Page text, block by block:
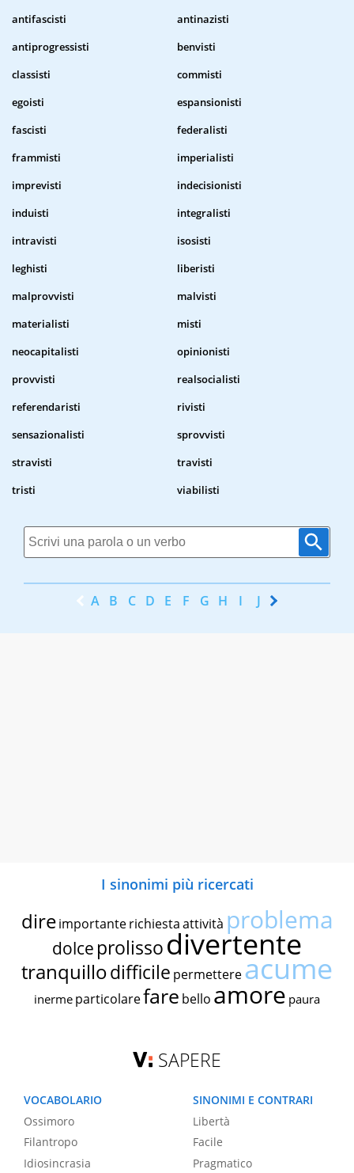
antifascisti
antinazisti
antiprogressisti
benvisti
classisti
commisti
egoisti
espansionisti
fascisti
federalisti
frammisti
imperialisti
imprevisti
indecisionisti
induisti
integralisti
intravisti
isosisti
leghisti
liberisti
malprovvisti
malvisti
materialisti
misti
neocapitalisti
opinionisti
provvisti
realsocialisti
referendaristi
rivisti
sensazionalisti
sprovvisti
stravisti
travisti
tristi
viabilisti
A B C D E F G H I J K
I sinonimi più ricercati
dire importante richiestaattività problema
dolce prolissodivertente
tranquillodifficile permettereacume
inerme particolarefare bello amore paura
SAPERE
VOCABOLARIO
Ossimoro
Filantropo
Idiosincrasia
SINONIMI E CONTRARI
Libertà
Facile
Pragmatico